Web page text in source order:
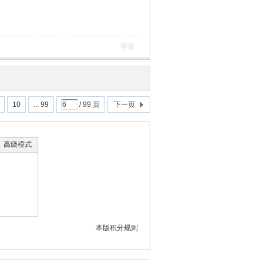
举报
10 ... 99 / 99 页 下一页
高级模式
本版积分规则